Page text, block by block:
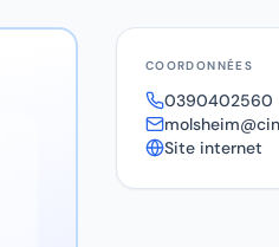
COORDONNÉES
0390402560
Site internet